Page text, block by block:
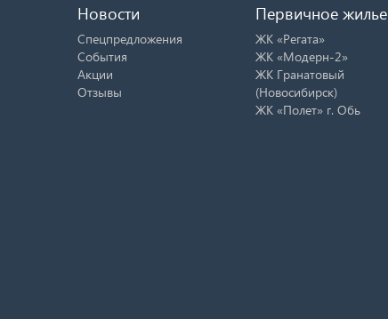
Новости
Спецпредложения
События
Акции
Отзывы
Первичное жилье
ЖК «Регата»
ЖК «Модерн-2»
ЖК Гранатовый
(Новосибирск)
ЖК «Полет» г. Обь